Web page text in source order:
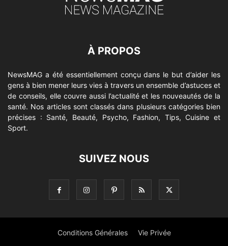
À PROPOS
NewsMAG a été essentiellement conçu dans le but d’aider les
gens à bien mener leurs vies à travers un ensemble d’astuces et
de conseils, elle couvre aussi l’actualité et les nouveautés de la
santé. Nos articles sont classés dans plusieurs catégories bien
précises : Santé, Beauté, Psycho, Fashion, Tips, Cuisine et
Sport.
SUIVEZ NOUS
Conditions Générales Vie Privée